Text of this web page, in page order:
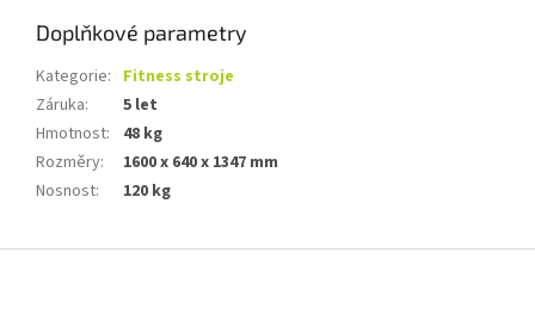
Doplňkové parametry
Kategorie: Fitness stroje
Záruka:
5 let
Hmotnost:
48 kg
Rozměry:
1600 x 640 x 1347 mm
Nosnost: 120 kg